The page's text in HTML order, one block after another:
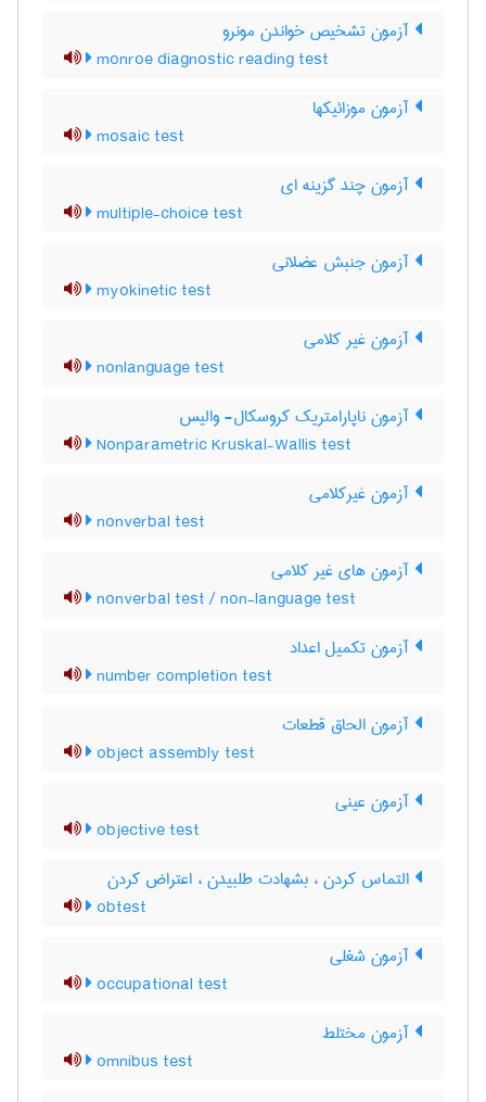
آزمون تشخیص خواندن مونرو
monroe diagnostic reading test
آزمون موزائیکها
mosaic test
آزمون چند گزینه ای
multiple-choice test
آزمون جنبش عضلانی
myokinetic test
آزمون غیر کلامی
nonlanguage test
آزمون ناپارامتریک کروسکال- والیس
Nonparametric Kruskal-Wallis test
آزمون غیرکلامی
nonverbal test
آزمون های غیر کلامی
nonverbal test / non-language test
آزمون تکمیل اعداد
number completion test
آزمون الحاق قطعات
object assembly test
آزمون عینی
objective test
التماس کردن ، بشهادت طلبیدن ، اعتراض کردن
obtest
آزمون شغلی
occupational test
آزمون مختلط
omnibus test